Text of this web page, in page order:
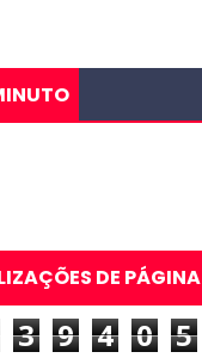
DE PÁGINA
3 9 4 0 5